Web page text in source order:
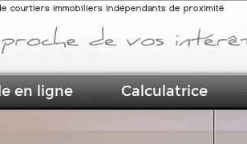
courtiers immobiliers indépendants de proximité
en ligne Calculatrice